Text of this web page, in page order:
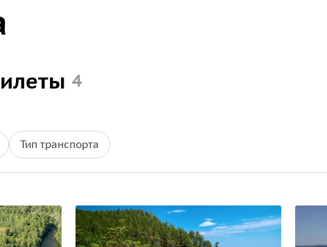
4
Тип транспорта